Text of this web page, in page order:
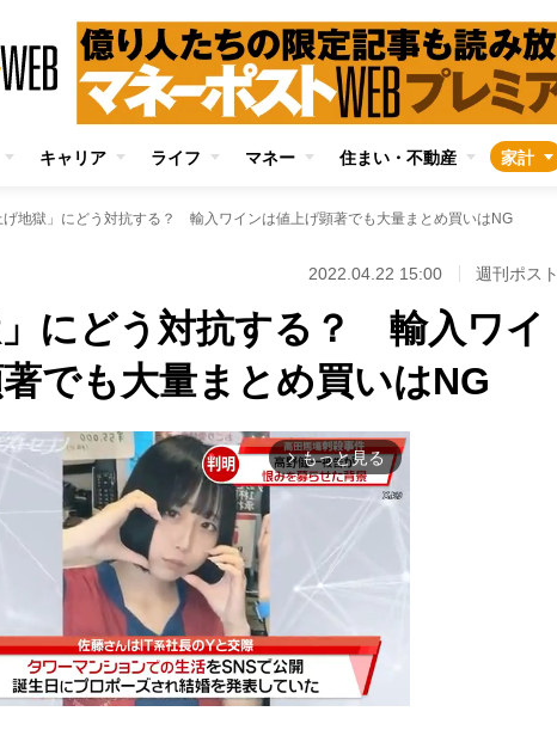
キャリア ライフ マネー 住まい・不動産 家計
げ地獄」にどう対抗する？ 輸入ワインは値上げ顕著でも大量まとめ買いはNG
2022.04.22 15:00 週刊ポスト
」にどう対抗する？ 輸入ワイ
でも大量まとめ買いはNG
arrow_forward_ios もっと見る